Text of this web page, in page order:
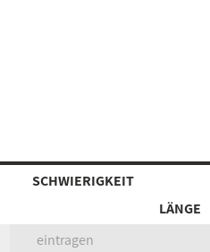
SCHWIERIGKEIT
LÄNGE
eintragen